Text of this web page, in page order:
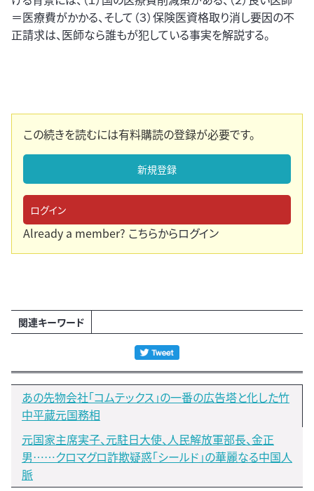
＝医療費がかかる、そして（３）保険医資格取り消し要因の不
正請求は、医師なら誰もが犯している事実を解説する。
この続きを読むには有料購読の登録が必要です。
新規登録
ログイン
Already a member? こちらからログイン
関連キーワード
あの先物会社「コムテックス」の一番の広告塔と化した竹
中平蔵元国務相
元国家主席実子、元駐日大使、人民解放軍部長、金正
男……クロマグロ詐欺疑惑「シールド」の華麗なる中国人
脈